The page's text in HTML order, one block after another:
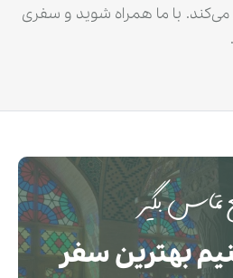
می‌کند. با ما همراه شوید و سفری
تماس بگیر
بهترین سفر